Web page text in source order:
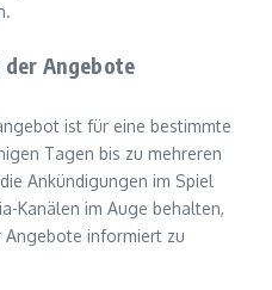
Angebote
ist für eine bestimmte
Tagen bis zu mehreren
Ankündigungen im Spiel
Kanälen im Auge behalten,
Angebote informiert zu